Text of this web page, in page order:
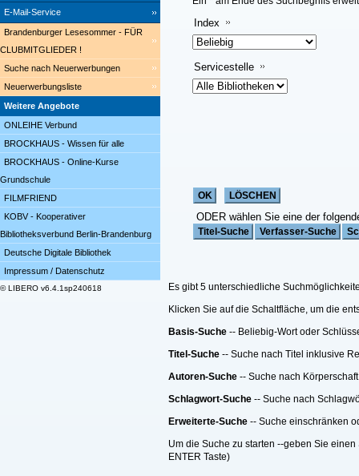
E-Mail-Service
Brandenburger Lesesommer - FÜR
CLUBMITGLIEDER !
Suche nach Neuerwerbungen
Neuerwerbungsliste
Weitere Angebote
ONLEIHE Verbund
BROCKHAUS - Wissen für alle
BROCKHAUS - Online-Kurse
Grundschule
FILMFRIEND
KOBV - Kooperativer
Bibliotheksverbund Berlin-Brandenburg
Deutsche Digitale Bibliothek
Impressum / Datenschutz
© LIBERO v6.4.1sp240618
Servicestelle
Index
ODER wählen Sie eine der
Es gibt 5 unterschiedliche
Klicken Sie auf die Schaltfläche, um die
Basis-Suche -- Beliebig-Wort oder
Titel-Suche -- Suche nach Titel inklusive
Autoren-Suche -- Suche nach
Schlagwort-Suche -- Suche nach
Erweiterte-Suche -- Suche einschränken
Um die Suche zu starten --geben Sie
ENTER Taste)